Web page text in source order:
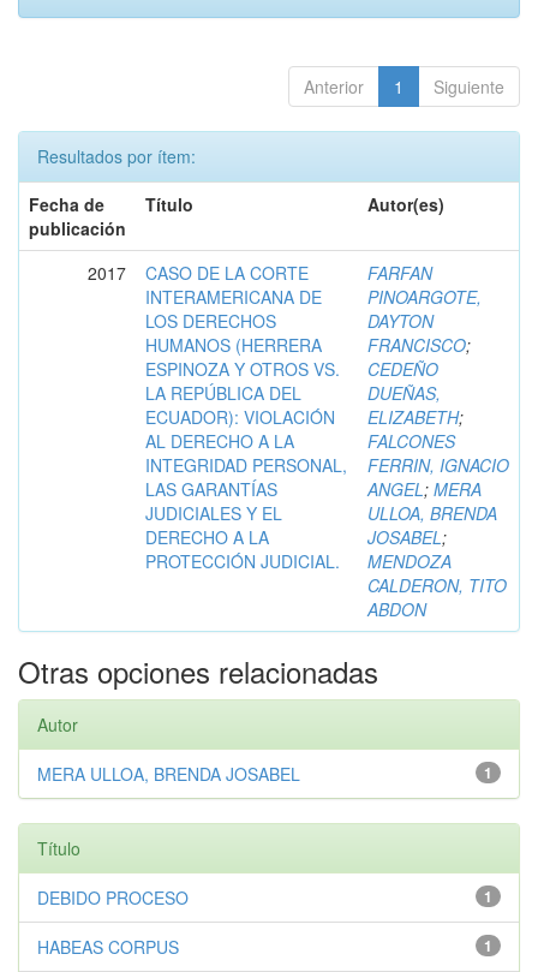
Anterior 1 Siguiente
Resultados por ítem:
Fecha de
publicación
Título Autor(es)
2017
CASO DE LA CORTE
INTERAMERICANA DE
LOS DERECHOS
HUMANOS (HERRERA
ESPINOZA Y OTROS VS.
LA REPÚBLICA DEL
ECUADOR): VIOLACIÓN
AL DERECHO A LA
INTEGRIDAD PERSONAL,
LAS GARANTÍAS
JUDICIALES Y EL
DERECHO A LA
PROTECCIÓN JUDICIAL.
FARFAN
PINOARGOTE,
DAYTON
FRANCISCO;
CEDEÑO
DUEÑAS,
ELIZABETH;
FALCONES
FERRIN, IGNACIO
ANGEL; MERA
ULLOA, BRENDA
JOSABEL;
MENDOZA
CALDERON, TITO
ABDON
Otras opciones relacionadas
Autor
1
MERA ULLOA, BRENDA JOSABEL
Título
1
DEBIDO PROCESO
1
HABEAS CORPUS